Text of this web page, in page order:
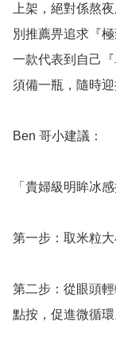
上架，絕對係熬
別推薦畀追求『
一款代表到自己
須備一瓶，隨時迎
Ben 哥小建議：
「貴婦級明眸冰
第一步：取米粒
第二步：從眼頭
點按，促進微循環